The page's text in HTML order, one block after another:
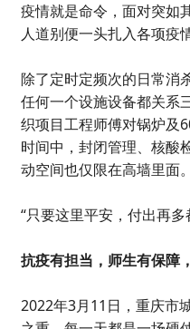
疫情就是命令，面对突如
人道别便一头扎入各项疫
除了定时定频次的日常消
任何一个设施设备都关系
织项目工程师傅对锅炉及
时间中，封闭管理、核酸
动空间也仅限在高墙里面
“只要这里平安，付出再
抗疫有担当，师生有保障
2022年3月11日，重庆市